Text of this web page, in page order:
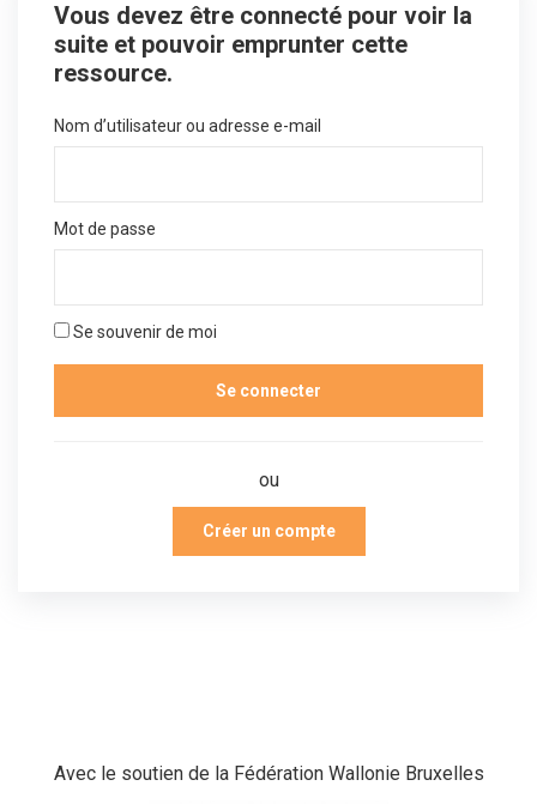
Vous devez être connecté pour voir la
suite et pouvoir emprunter cette
ressource.
Nom d’utilisateur ou adresse e-mail
Mot de passe
Se souvenir de moi
ou
Créer un compte
Avec le soutien de la Fédération Wallonie Bruxelles